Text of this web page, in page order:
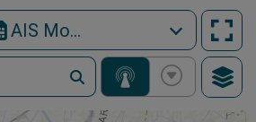
AIS Mobile